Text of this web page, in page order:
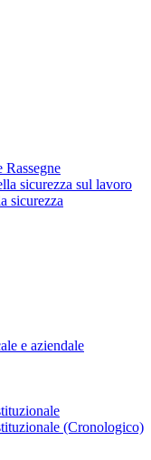
sicurezza sul lavoro
sicurezza
e aziendale
(Cronologico)